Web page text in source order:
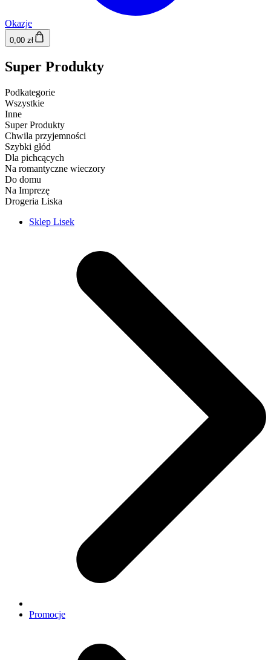
Okazje
0,00 zł
Super Produkty
Podkategorie
Wszystkie
Inne
Super Produkty
Chwila przyjemności
Szybki głód
Dla pichcących
Na romantyczne wieczory
Do domu
Na Imprezę
Drogeria Liska
Sklep Lisek
Promocje